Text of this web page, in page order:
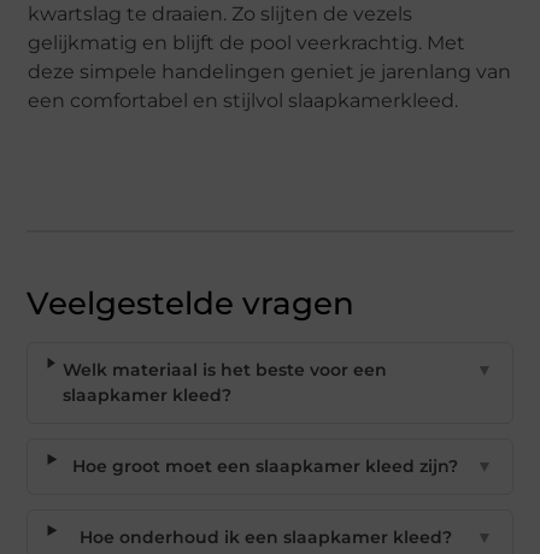
kwartslag te draaien. Zo slijten de vezels
gelijkmatig en blijft de pool veerkrachtig. Met
deze simpele handelingen geniet je jarenlang van
een comfortabel en stijlvol slaapkamerkleed.
Veelgestelde vragen
Welk materiaal is het beste voor een
slaapkamer kleed?
▼
Hoe groot moet een slaapkamer kleed zijn? ▼
Hoe onderhoud ik een slaapkamer kleed? ▼